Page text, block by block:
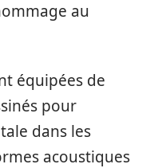
au
équipées de
pour
dans les
acoustiques